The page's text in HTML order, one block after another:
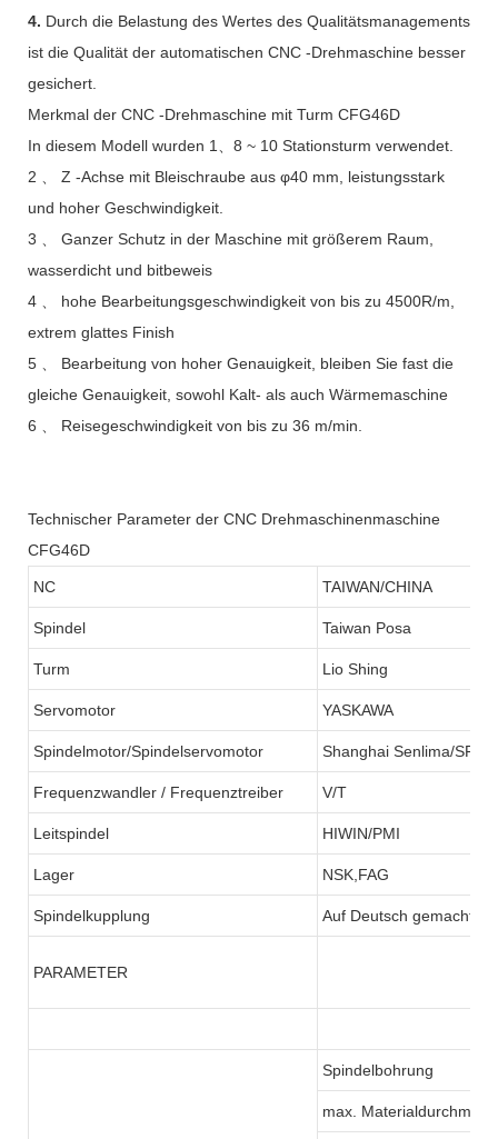
4. Durch die Belastung des Wertes des Qualitätsmanagements
ist die Qualität der automatischen CNC -Drehmaschine besser
gesichert.
Merkmal der CNC -Drehmaschine mit Turm CFG46D
In diesem Modell wurden 1、8 ~ 10 Stationsturm verwendet.
2 、 Z -Achse mit Bleischraube aus φ40 mm, leistungsstark
und hoher Geschwindigkeit.
3 、 Ganzer Schutz in der Maschine mit größerem Raum,
wasserdicht und bitbeweis
4 、 hohe Bearbeitungsgeschwindigkeit von bis zu 4500R/m,
extrem glattes Finish
5 、 Bearbeitung von hoher Genauigkeit, bleiben Sie fast die
gleiche Genauigkeit, sowohl Kalt- als auch Wärmemaschine
6 、 Reisegeschwindigkeit von bis zu 36 m/min.
Technischer Parameter der CNC Drehmaschinenmaschine
CFG46D
NC TAIWAN/CHINA
Spindel Taiwan Posa
Turm Lio Shing
Servomotor YASKAWA
Spindelmotor/Spindelservomotor Shanghai Senlima/SFC
Frequenzwandler / Frequenztreiber V/T
Leitspindel HIWIN/PMI
Lager NSK,FAG
Spindelkupplung Auf Deutsch gemacht
PARAMETER
Spindelbohrung
max.